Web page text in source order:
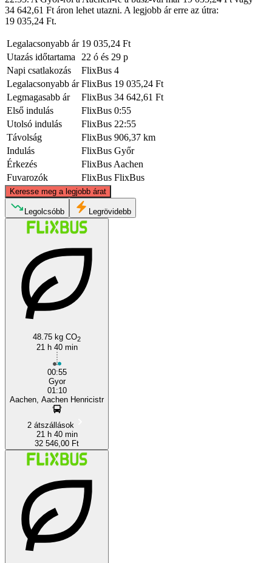
34 642,61 Ft áron lehet utazni. A legjobb ár erre az útra:
19 035,24 Ft.
Legalacsonyabb ár 19 035,24 Ft
Utazás időtartama
22 ó és 29 p
Napi csatlakozás
FlixBus 4
Legalacsonyabb ár FlixBus 19 035,24 Ft
Legmagasabb ár
FlixBus 34 642,61 Ft
Első indulás
FlixBus 0:55
Utolsó indulás
FlixBus 22:55
Távolság
FlixBus 906,37 km
Indulás
FlixBus Győr
Érkezés
FlixBus Aachen
Fuvarozók
FlixBus FlixBus
Keresse meg a legjobb árat
Aachen
©
Legolcsóbb Legrövidebb
48.75 kg CO2
21 h 40 min
00:55
Gyor
01:10
Aachen, Aachen Henricistr
2 átszállások
21 h 40 min
32 546,00 Ft